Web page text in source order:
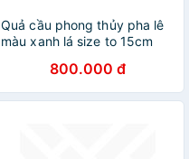
Quả cầu phong thủy pha lê
màu xanh lá size to 15cm
đồ phong thủy trang trí
800.000 đ